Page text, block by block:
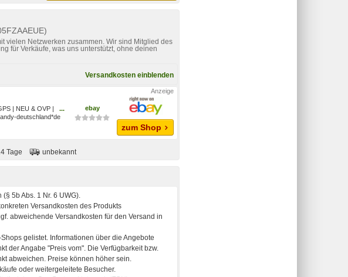
vielen Netzwerken zusammen. Wir sind Mitglied des
für Verkäufe, was uns unterstützt, ohne deinen
Versandkosten einblenden
| NEU & OVP |
...
deutschland*de
ebay
zum Shop
Tage unbekannt